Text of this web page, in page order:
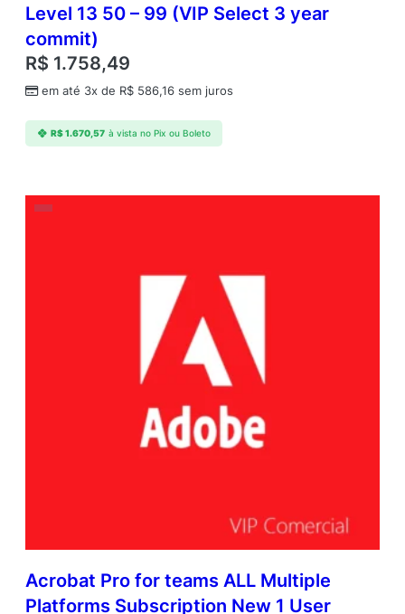
Level 13 50 – 99 (VIP Select 3 year
commit)
R$ 1.758,49
em até 3x de R$ 586,16 sem juros
R$1.670,57 à vista no Pix ou Boleto
Acrobat Pro for teams ALL Multiple
Platforms Subscription New 1 User